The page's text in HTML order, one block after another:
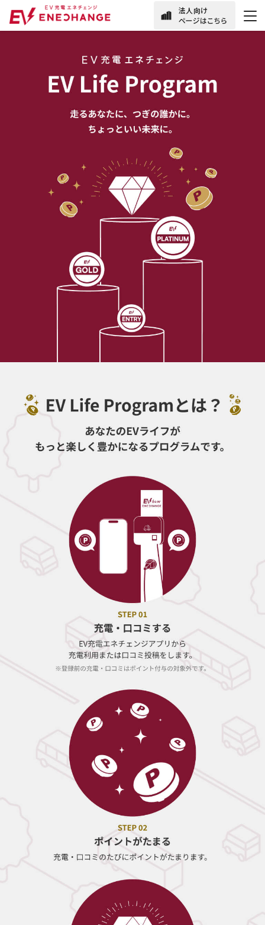
EVドライバー向けお問い合わせ
メールでお問い合わせ
24時間365日（年中無休） 050-2030-5701
EV充電
設置リクエスト
マンション
利用開始申請
\ 友だち追加で気軽に問い合わせ /
EV充電エネチェンジ 公式アプリ
TOP
EV充電エネチェンジアプリ
EV Life Program
EVおでかけ推進プロジェクト